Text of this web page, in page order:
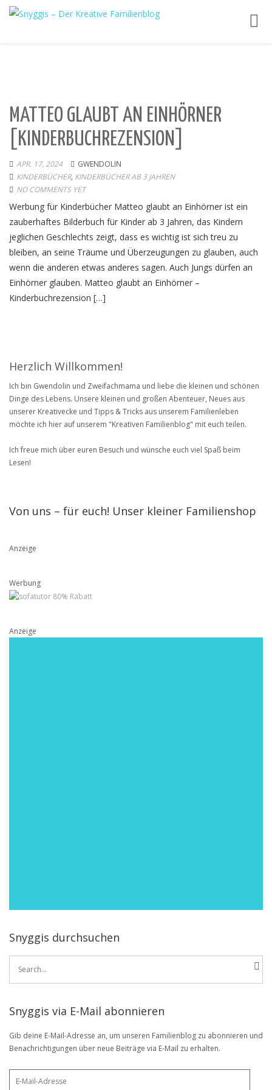
MATTEO GLAUBT AN EINHÖRNER
[KINDERBUCHREZENSION]
APR. 17, 2024
GWENDOLIN
KINDERBÜCHER, KINDERBÜCHER AB 3 JAHREN
NO COMMENTS YET
Werbung für Kinderbücher Matteo glaubt an Einhörner ist ein
zauberhaftes Bilderbuch für Kinder ab 3 Jahren, das Kindern
jeglichen Geschlechts zeigt, dass es wichtig ist sich treu zu
bleiben, an seine Träume und Überzeugungen zu glauben, auch
wenn die anderen etwas anderes sagen. Auch Jungs dürfen an
Einhörner glauben. Matteo glaubt an Einhörner –
Kinderbuchrezension […]
Herzlich Willkommen!
Ich bin Gwendolin und Zweifachmama und liebe die kleinen und schönen
Dinge des Lebens. Unsere kleinen und großen Abenteuer, Neues aus
unserer Kreativecke und Tipps & Tricks aus unserem Familienleben
möchte ich hier auf unserem "Kreativen Familienblog" mit euch teilen.
Ich freue mich über euren Besuch und wünsche euch viel Spaß beim
Lesen!
Von uns – für euch! Unser kleiner Familienshop
Anzeige
Werbung
Anzeige
Snyggis durchsuchen
Search
Snyggis via E-Mail abonnieren
Gib deine E-Mail-Adresse an, um unseren Familienblog zu abonnieren und
Benachrichtigungen über neue Beiträge via E-Mail zu erhalten.